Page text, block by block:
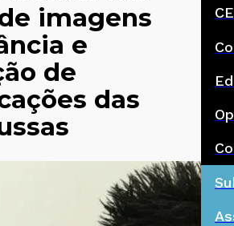
imagens
e
de
das